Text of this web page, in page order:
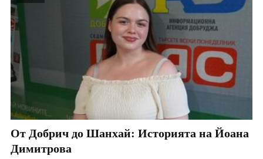
От Добрич до Шанхай: Историята на Йоана
Димитрова